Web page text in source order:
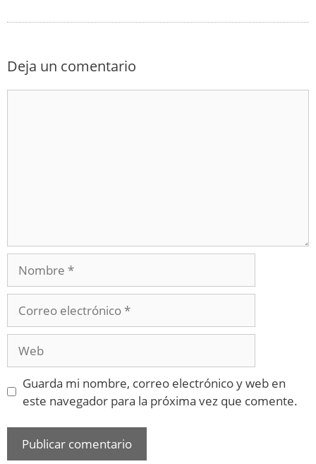
Deja un comentario
Guarda mi nombre, correo electrónico y web en
este navegador para la próxima vez que comente.